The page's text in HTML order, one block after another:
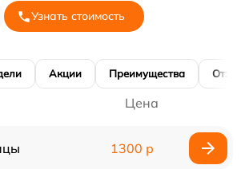
Узнать стоимость
Акции Преимущества
Цена
1300 р